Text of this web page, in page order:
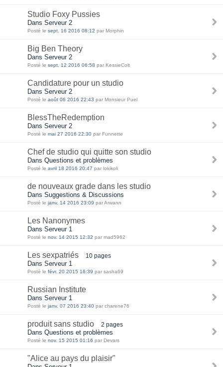
Studio Foxy Pussies
Dans Serveur 2
Posté le sept. 16 2016 08:12 par Morphin
Big Ben Theory
Dans Serveur 2
Posté le sept. 12 2016 06:58 par KessieColt
Candidature pour un studio
Dans Serveur 2
Posté le août 06 2016 22:43 par Monsieur Puel
BlessTheRedemption
Dans Serveur 2
Posté le mai 27 2016 22:30 par Funnette
Chef de studio qui quitte son studio
Dans Questions et problèmes
Posté le avril 18 2016 20:47 par lokikoli
de nouveaux grade dans les studio
Dans Suggestions & Discussions
Posté le janv. 14 2016 23:09 par Arwann
Les Nanonymes
Dans Serveur 1
Posté le nov. 14 2015 12:32 par mad5962
Les sexpatriés 10 pages
Dans Serveur 1
Posté le févr. 20 2015 16:39 par sasha69
Russian Institute
Dans Serveur 1
Posté le janv. 07 2016 23:40 par charene76
produit sans studio 2 pages
Dans Questions et problèmes
Posté le nov. 15 2015 01:16 par Devars
"Alice au pays du plaisir"